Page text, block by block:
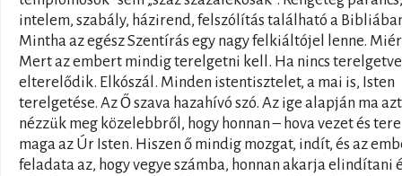
intelem, szabály, házirend, felszólítás található a
Mintha az egész Szentírás egy nagy felkiáltójel lenne.
Mert az embert mindig terelgetni kell. Ha nincs
elterelődik. Elkószál. Minden istentisztelet, a mai is, Isten
terelgetése. Az Ő szava hazahívó szó. Az ige alapján ma azt
nézzük meg közelebbről, hogy honnan – hova vezet és
maga az Úr Isten. Hiszen ő mindig mozgat, indít, és az
feladata az, hogy vegye számba, honnan akarja elindítani